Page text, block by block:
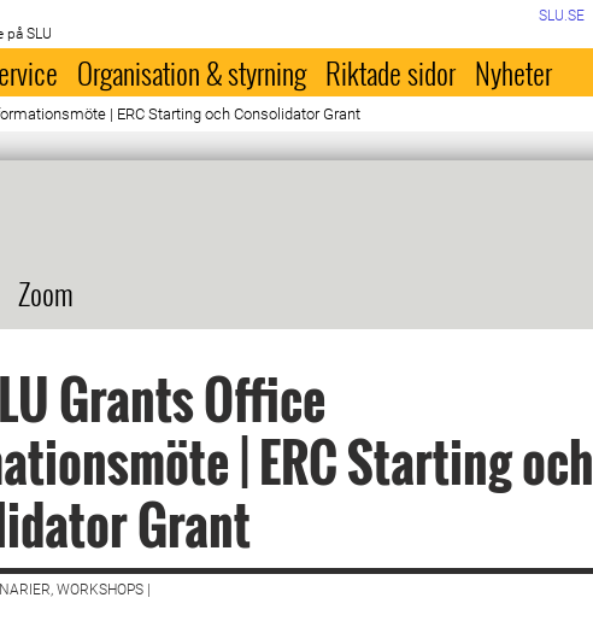
på SLU
SLU.SE
Organisation & styrning Riktade sidor Nyheter
| ERC Starting och Consolidator Grant
Zoom
Grants Office
| ERC Starting och
Grant
WORKSHOPS |